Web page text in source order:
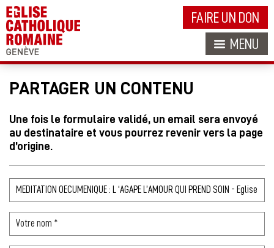
FAIRE UN DON
MENU
PARTAGER UN CONTENU
Une fois le formulaire validé, un email sera envoyé
au destinataire et vous pourrez revenir vers la page
d’origine.